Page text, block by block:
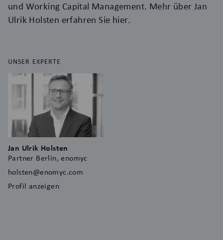
und Working Capital Management. Mehr über Jan
Ulrik Holsten erfahren Sie hier.
UNSER EXPERTE
Jan Ulrik Holsten
Partner Berlin, enomyc
holsten@enomyc.com
Profil anzeigen